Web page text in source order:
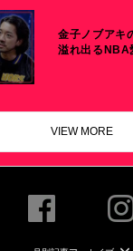
金子ノブアキ
溢れ出るNBA
VIEW MORE